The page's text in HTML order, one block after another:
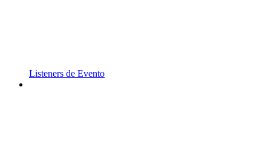
Listeners de Evento